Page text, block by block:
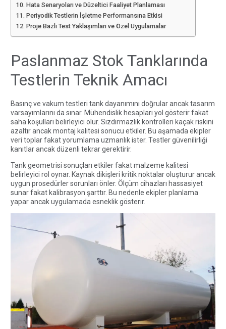
Hata Senaryoları ve Düzeltici Faaliyet Planlaması
Periyodik Testlerin İşletme Performansına Etkisi
Proje Bazlı Test Yaklaşımları ve Özel Uygulamalar
Paslanmaz Stok Tanklarında
Testlerin Teknik Amacı
Basınç ve vakum testleri tank dayanımını doğrular ancak tasarım
varsayımlarını da sınar. Mühendislik hesapları yol gösterir fakat
saha koşulları belirleyici olur. Sızdırmazlık kontrolleri kaçak riskini
azaltır ancak montaj kalitesi sonucu etkiler. Bu aşamada ekipler
veri toplar fakat yorumlama uzmanlık ister. Testler güvenilirliği
kanıtlar ancak düzenli tekrar gerektirir.
Tank geometrisi sonuçları etkiler fakat malzeme kalitesi
belirleyici rol oynar. Kaynak dikişleri kritik noktalar oluşturur ancak
uygun prosedürler sorunları önler. Ölçüm cihazları hassasiyet
sunar fakat kalibrasyon şarttır. Bu nedenle ekipler planlama
yapar ancak uygulamada esneklik gösterir.